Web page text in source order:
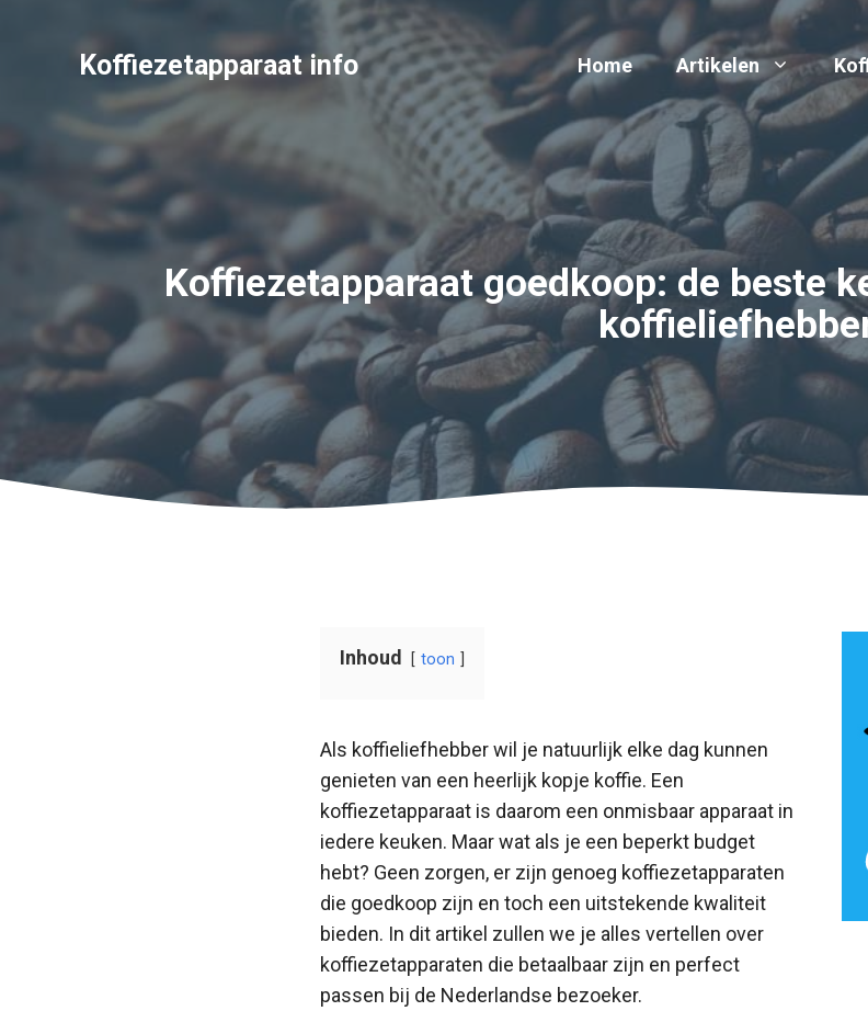
Koffiezetapparaat info Home Artikelen
Koffiezetapparaat goedkoop: de beste
Inhoud toon
Als koffieliefhebber wil je natuurlijk elke dag kunnen
genieten van een heerlijk kopje koffie. Een
koffiezetapparaat is daarom een onmisbaar apparaat in
iedere keuken. Maar wat als je een beperkt budget
hebt? Geen zorgen, er zijn genoeg koffiezetapparaten
die goedkoop zijn en toch een uitstekende kwaliteit
bieden. In dit artikel zullen we je alles vertellen over
koffiezetapparaten die betaalbaar zijn en perfect
passen bij de Nederlandse bezoeker.